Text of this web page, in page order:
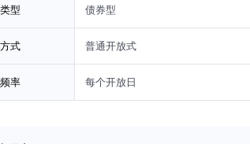
型 债券型
式 普通开放式
率 每个开放日